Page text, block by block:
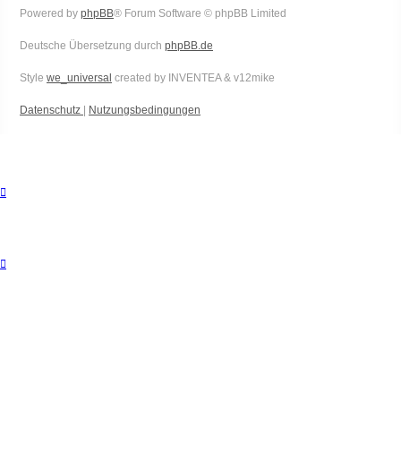
Powered by phpBB® Forum Software © phpBB Limited
Deutsche Übersetzung durch phpBB.de
Style we_universal created by INVENTEA & v12mike
Datenschutz Nutzungsbedingungen